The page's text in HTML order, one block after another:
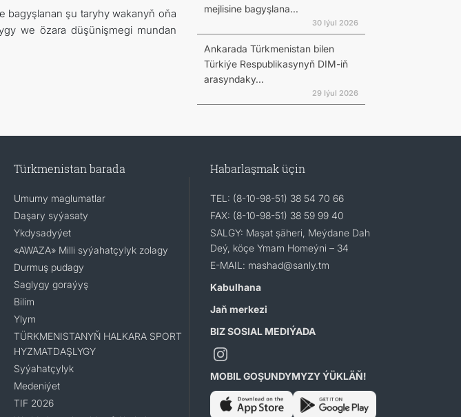
bagyşlanan şu taryhy wakanyň oňa
we özara düşünişmegi mundan
mejlisine bagyşlana...
30 Iýul 2026
Ankarada Türkmenistan bilen
Türkiýe Respublikasynyň DIM-iň
arasyndaky...
29 Iýul 2026
Türkmenistan barada
Umumy maglumatlar
Daşary syýasaty
Ykdysadyýet
«AWAZA» Milli syýahatçylyk zolagy
Durmuş pudagy
Saglygy goraýyş
Bilim
Ylym
TÜRKMENISTANYŇ HALKARA SPORT
HYZMATDAŞLYGY
Syýahatçylyk
Medeniýet
TIF 2026
Habarlaşmak üçin
TEL: (8-10-98-51) 38 54 70 66
FAX: (8-10-98-51) 38 59 99 40
SALGY: Maşat şäheri, Meýdane Dah
Deý, köçe Ymam Homeýni – 34
E-MAIL: mashad@sanly.tm
Kabulhana
Jaň merkezi
BIZ SOSIAL MEDIÝADA
MOBIL GOŞUNDYMYZY ÝÜKLÄŇ!